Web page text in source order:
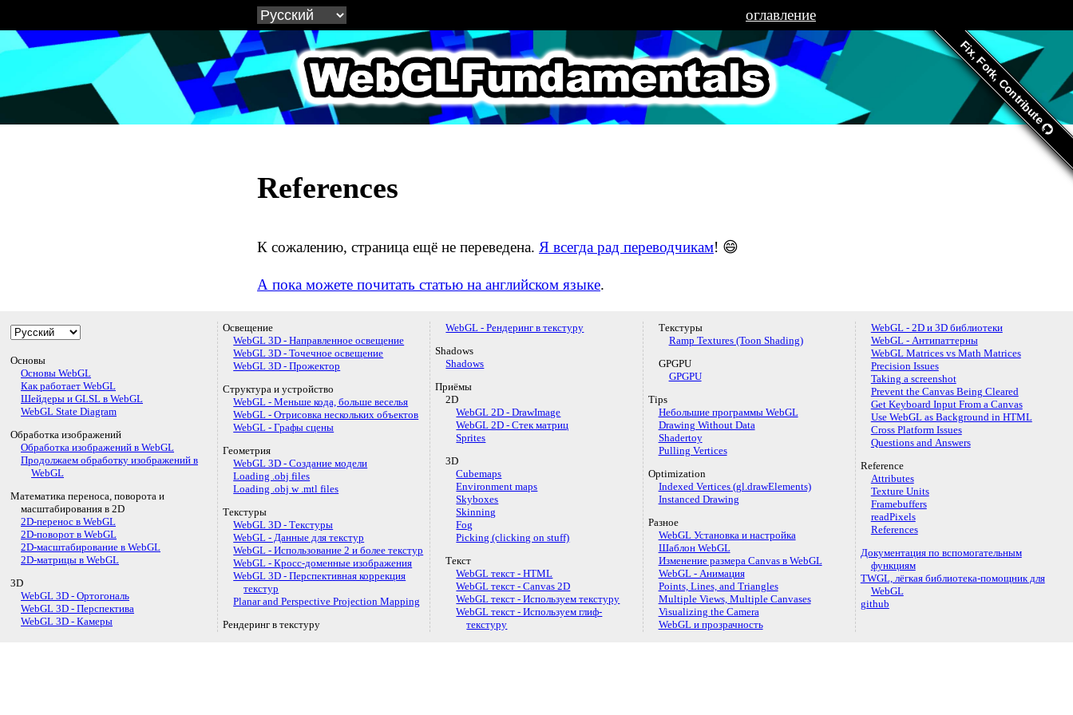
оглавление
WebGLFundamentals.org Fix, Fork, Contribute
References
К сожалению, страница ещё не переведена. Я всегда рад переводчикам! 😄
А пока можете почитать статью на английском языке.
Основы
Основы WebGL
Как работает WebGL
Шейдеры и GLSL в WebGL
WebGL State Diagram
Обработка изображений
Обработка изображений в WebGL
Продолжаем обработку изображений в
WebGL
Математика переноса, поворота и
масштабирования в 2D
2D-перенос в WebGL
2D-поворот в WebGL
2D-масштабирование в WebGL
2D-матрицы в WebGL
3D
WebGL 3D - Ортогональ
WebGL 3D - Перспектива
WebGL 3D - Камеры
Освещение
WebGL 3D - Направленное освещение
WebGL 3D - Точечное освещение
WebGL 3D - Прожектор
Структура и устройство
WebGL - Меньше кода, больше веселья
WebGL - Отрисовка нескольких объектов
WebGL - Графы сцены
Геометрия
WebGL 3D - Создание модели
Loading .obj files
Loading .obj w .mtl files
Текстуры
WebGL 3D - Текстуры
WebGL - Данные для текстур
WebGL - Использование 2 и более текстур
WebGL - Кросс-доменные изображения
WebGL 3D - Перспективная коррекция
текстур
Planar and Perspective Projection Mapping
Рендеринг в текстуру
WebGL - Рендеринг в текстуру
Shadows
Shadows
Приёмы
2D
WebGL 2D - DrawImage
WebGL 2D - Стек матриц
Sprites
3D
Cubemaps
Environment maps
Skyboxes
Skinning
Fog
Picking (clicking on stuff)
Текст
WebGL текст - HTML
WebGL текст - Canvas 2D
WebGL текст - Используем текстуру
WebGL текст - Используем глиф-
текстуру
Текстуры
Ramp Textures (Toon Shading)
GPGPU
GPGPU
Tips
Небольшие программы WebGL
Drawing Without Data
Shadertoy
Pulling Vertices
Optimization
Indexed Vertices (gl.drawElements)
Instanced Drawing
Разное
WebGL Установка и настройка
Шаблон WebGL
Изменение размера Canvas в WebGL
WebGL - Анимация
Points, Lines, and Triangles
Multiple Views, Multiple Canvases
Visualizing the Camera
WebGL и прозрачность
WebGL - 2D и 3D библиотеки
WebGL - Антипаттерны
WebGL Matrices vs Math Matrices
Precision Issues
Taking a screenshot
Prevent the Canvas Being Cleared
Get Keyboard Input From a Canvas
Use WebGL as Background in HTML
Cross Platform Issues
Questions and Answers
Reference
Attributes
Texture Units
Framebuffers
readPixels
References
Документация по вспомогательным
функциям
TWGL, лёгкая библиотека-помощник для
WebGL
github